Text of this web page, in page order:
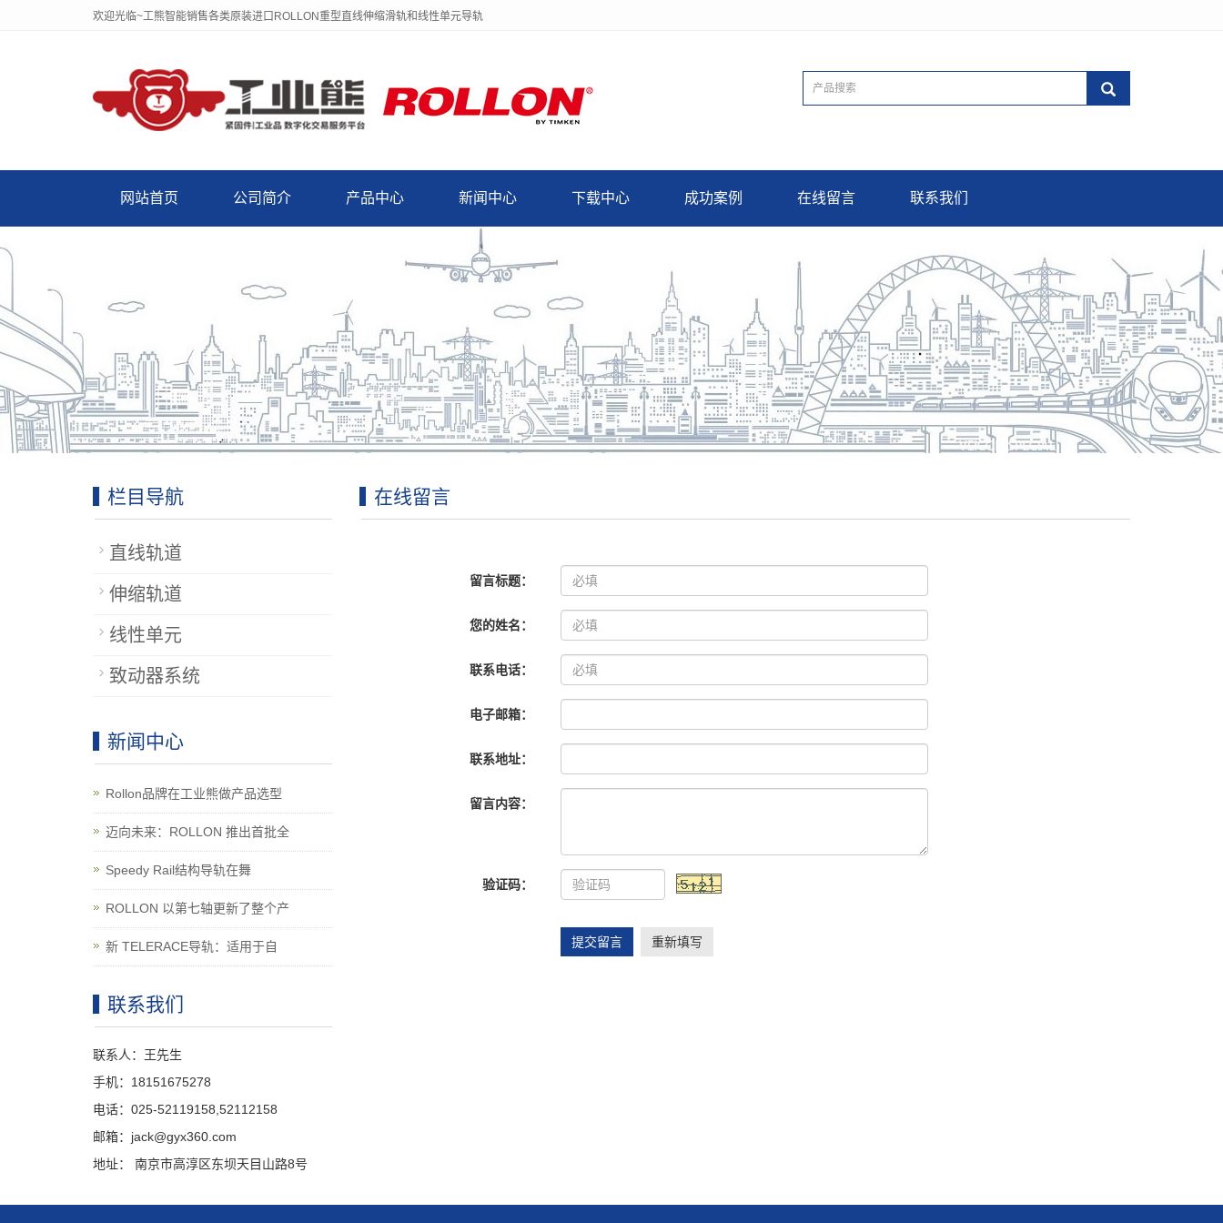
欢迎光临~工熊智能销售各类原装进口ROLLON重型直线伸缩滑轨和线性单元导轨
网站首页 公司简介 产品中心 新闻中心 下载中心 成功案例 在线留言 联系我们
在线留言
留言标题：
您的姓名：
联系电话：
电子邮箱：
联系地址：
留言内容：
验证码：
提交留言 重新填写
栏目导航
直线轨道
伸缩轨道
线性单元
致动器系统
新闻中心
Rollon品牌在工业熊做产品选型
迈向未来：ROLLON 推出首批全
Speedy Rail结构导轨在舞
ROLLON 以第七轴更新了整个产
新 TELERACE导轨：适用于自
联系我们
联系人：王先生
手机：18151675278
电话：025-52119158,52112158
邮箱：jack@gyx360.com
地址： 南京市高淳区东坝天目山路8号